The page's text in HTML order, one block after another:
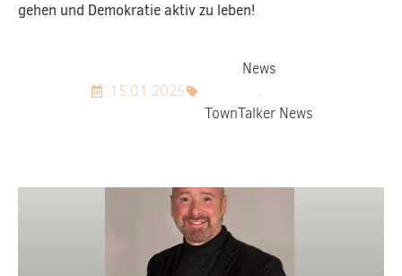
gehen und Demokratie aktiv zu leben!
15.01.2025
News
,
TownTalker News